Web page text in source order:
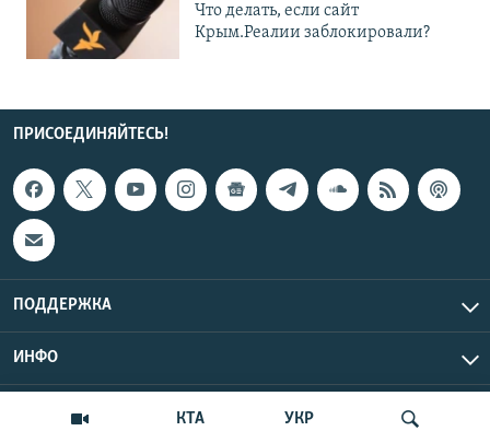
КТА УКР
Что делать, если сайт
Крым.Реалии заблокировали?
ПРИСОЕДИНЯЙТЕСЬ!
ПОДДЕРЖКА
ИНФО
Copyright Крым.Реалии, 2026 | Все права защищены.
UTC+3